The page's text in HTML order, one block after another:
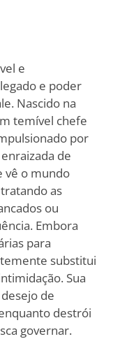
e
e poder
Nascido na
temível chefe
por
de
vê o mundo
as
ou
Embora
para
substitui
Sua
de
destrói
governar.